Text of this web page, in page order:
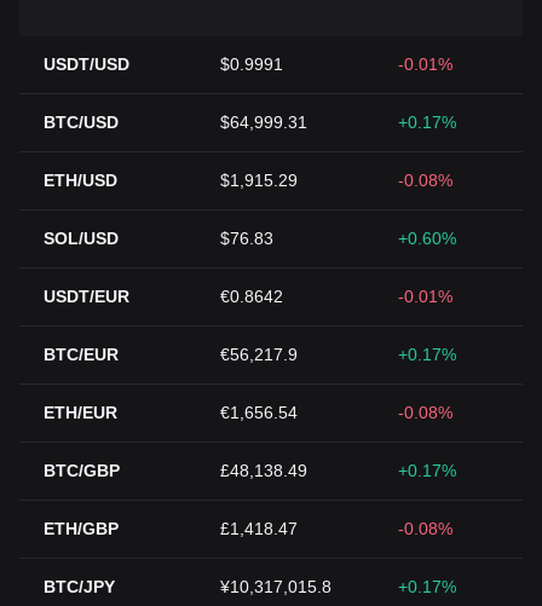
USDT/USD $0.9991 -0.01%
BTC/USD $64,999.31 +0.17%
ETH/USD $1,915.29 -0.08%
SOL/USD $76.83 +0.60%
USDT/EUR €0.8642 -0.01%
BTC/EUR €56,217.9 +0.17%
ETH/EUR €1,656.54 -0.08%
BTC/GBP £48,138.49 +0.17%
ETH/GBP £1,418.47 -0.08%
BTC/JPY ¥10,317,015.8 +0.17%